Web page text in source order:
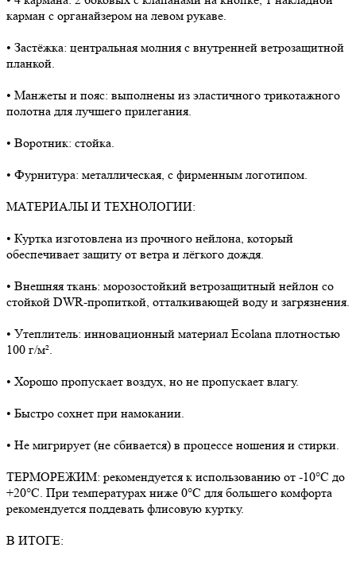
карман с органайзером на левом рукаве.
• Застёжка: центральная молния с внутренней ветрозащитной
планкой.
• Манжеты и пояс: выполнены из эластичного трикотажного
полотна для лучшего прилегания.
• Воротник: стойка.
• Фурнитура: металлическая, с фирменным логотипом.
МАТЕРИАЛЫ И ТЕХНОЛОГИИ:
• Куртка изготовлена из прочного нейлона, который
обеспечивает защиту от ветра и лёгкого дождя.
• Внешняя ткань: морозостойкий ветрозащитный нейлон со
стойкой DWR-пропиткой, отталкивающей воду и загрязнения.
• Утеплитель: инновационный материал Ecolana плотностью
100 г/м².
• Хорошо пропускает воздух, но не пропускает влагу.
• Быстро сохнет при намокании.
• Не мигрирует (не сбивается) в процессе ношения и стирки.
ТЕРМОРЕЖИМ: рекомендуется к использованию от -10°C до
+20°C. При температурах ниже 0°C для большего комфорта
рекомендуется поддевать флисовую куртку.
В ИТОГЕ: